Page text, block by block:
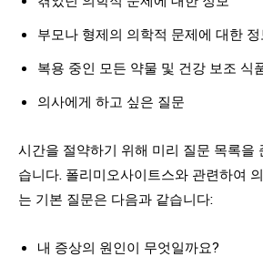
부모나 형제의 의학적 문제에 대한 정
복용 중인 모든 약물 및 건강 보조 식
의사에게 하고 싶은 질문
시간을 절약하기 위해 미리 질문 목록을
습니다. 폴리미오사이트스와 관련하여
는 기본 질문은 다음과 같습니다:
내 증상의 원인이 무엇일까요?